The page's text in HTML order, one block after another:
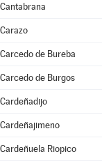
Cantabrana
Carazo
Carcedo de Bureba
Carcedo de Burgos
Cardeñadijo
Cardeñajimeno
Cardeñuela Riopico